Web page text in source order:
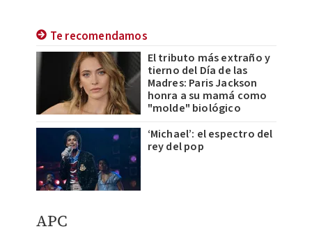
Te recomendamos
El tributo más extraño y
tierno del Día de las
Madres: Paris Jackson
honra a su mamá como
"molde" biológico
‘Michael’: el espectro del
rey del pop
APC